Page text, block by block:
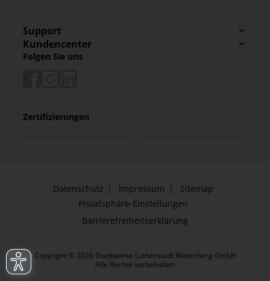
Support
Kundencenter
Folgen Sie uns
Zertifizierungen
Datenschutz Impressum
Sitemap
Privatsphäre-Einstellungen
Barrierefreiheitserklärung
Copyright © 2026 Stadtwerke Lutherstadt Wittenberg GmbH
Alle Rechte vorbehalten